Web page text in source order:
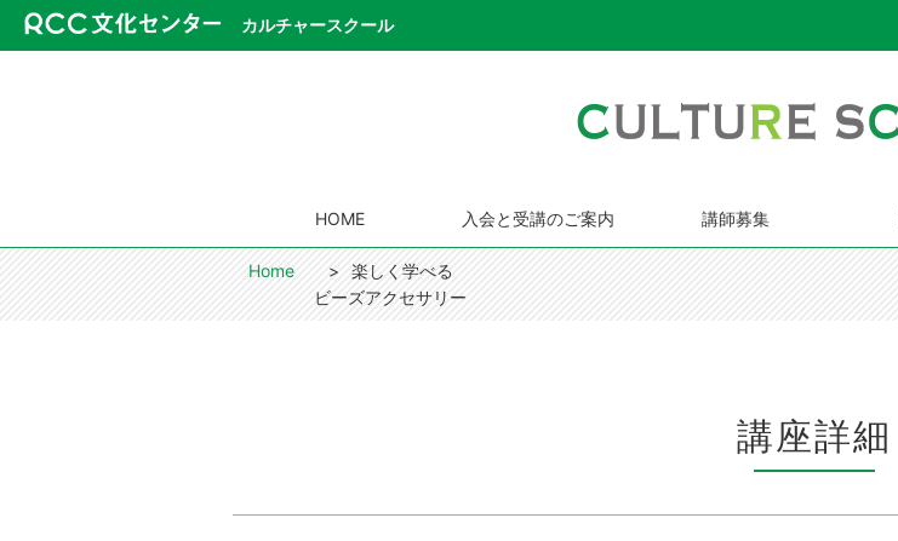
カルチャースクール
HOME 入会と受講のご案内 講師募集
Home
楽しく学べる
ビーズアクセサリー
講座詳細